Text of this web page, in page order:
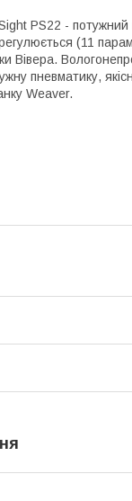
PS22 - потужний
(11
Вівера.
пневматику,
Weaver.